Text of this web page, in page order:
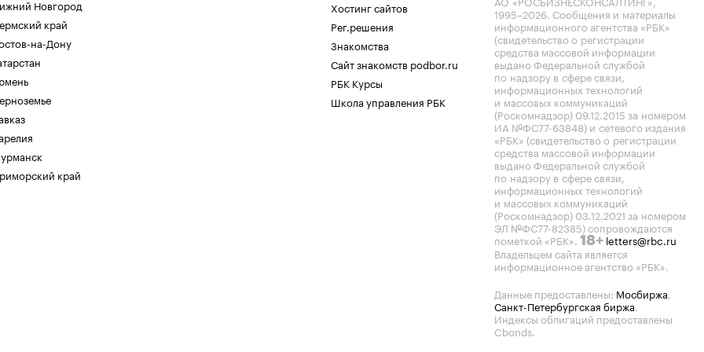
Новгород
край
на-Дону
край
Хостинг сайтов
Рег.решения
Знакомства
Сайт знакомств podbor.ru
РБК Курсы
Школа управления РБК
1995–2026. Сообщения и материалы
информационного агентства «РБК»
(свидетельство о регистрации
средства массовой информации
выдано Федеральной службой
по надзору в сфере связи,
информационных технологий
и массовых коммуникаций
(Роскомнадзор) 09.12.2015 за номером
ИА №ФС77-63848) и сетевого издания
«РБК» (свидетельство о регистрации
средства массовой информации
выдано Федеральной службой
по надзору в сфере связи,
информационных технологий
и массовых коммуникаций
(Роскомнадзор) 03.12.2021 за номером
ЭЛ №ФС77-82385) сопровождаются
пометкой «РБК». 18+ letters@rbc.ru
Владельцем сайта является
информационное агентство «РБК».
Данные предоставлены: Мосбиржа,
Санкт-Петербургская биржа.
Индексы облигаций предоставлены
Cbonds.